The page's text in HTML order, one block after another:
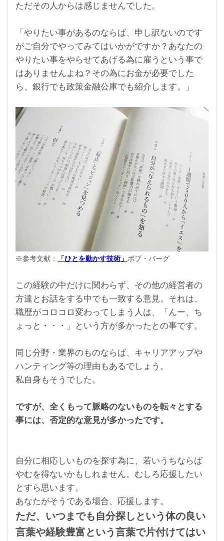
ただその人からは感じませんでした。
「やりたい事があるのならば、申し訳ないのです
がご自分でやってみてはいかがですか？あなたの
やりたい事をやらせてあげる為に雇うという事で
はありませんよね？その為にお金が必要でした
ら、銀行でも政策金融公庫でも紹介します。」
※参考文献： 「ひとを動かす技術」 ボブ・バーグ
この経験の中だけに関わらず、その他の経営者の
方達とお話をする中でも一致する意見。それは、
職歴がコロコロ変わってしまう人は、「んー、ち
ょっと・・・」という方が多かったとの事です。
同じ分野・業界のものならば、キャリアアップや
ハンティング等の理由もあるでしょう。
私自身もそうでした。
ですが、全くもって脈略のないものを転々とする
事には、否定的な意見が多かったです。
自分に相応しいものを探す為に、若いうちならば
やむを得ないかもしれません。むしろ応援したい
とすら思います。
あなたがそうである場合、応援します。
ただ、いつまでも自分探しという体の良い
言葉や経験豊富という言葉で片付けてはい